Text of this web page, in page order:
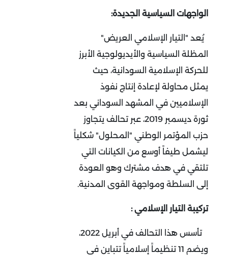
الواجهات السياسية الجديدة:
يُعد "التيار الإسلامي العريض"
المظلة السياسية والأيديولوجية الأبرز
للحركة الإسلامية السودانية، حيث
يمثل محاولة لإعادة إنتاج نفوذ
الإسلاميين في المشهد السوداني بعد
ثورة ديسمبر 2019، عبر تحالف يتجاوز
حزب المؤتمر الوطني "المحلول" شكلياً
ليشمل طيفاً أوسع من الكيانات التي
تلتقي في هدف مشترك وهو العودة
إلى السلطة ومواجهة القوى المدنية.
تركيبة التيار الإسلامي:
تأسس هذا التحالف في أبريل 2022،
ويضم 11 تنظيماً إسلامياً تتباين في